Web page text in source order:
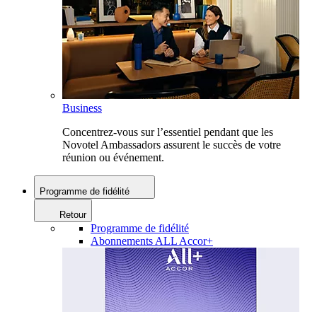
Business
Concentrez-vous sur l’essentiel pendant que les
Novotel Ambassadors assurent le succès de votre
réunion ou événement.
Programme de fidélité
Retour
Programme de fidélité
Abonnements ALL Accor+